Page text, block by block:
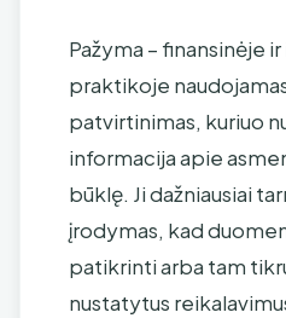
Pažyma – finansinėje
praktikoje
patvirtinimas, kuriuo
informacija apie
būklę. Ji dažniausiai
įrodymas, kad
patikrinti arba tam
nustatytus